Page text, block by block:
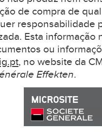
de compra de
responsabilidade
Esta informação
ou
, no website da
Effekten.